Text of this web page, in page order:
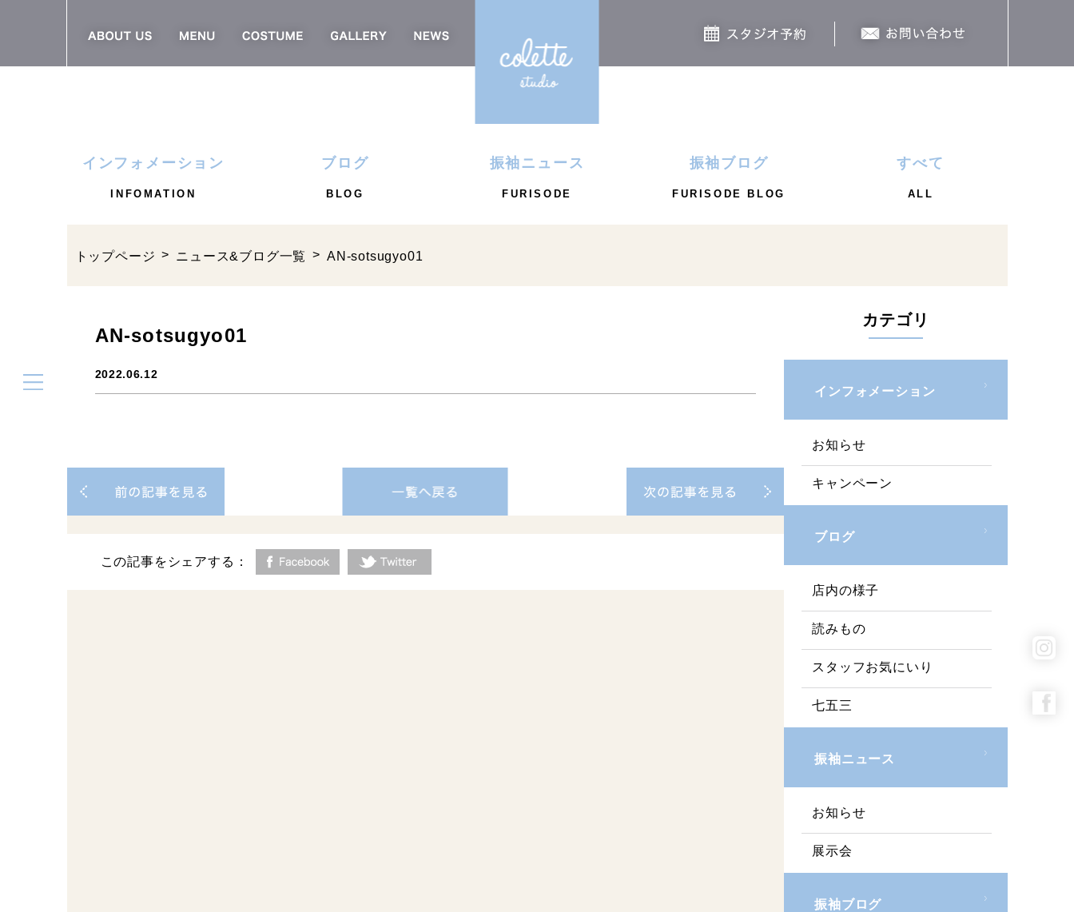
インフォメーション
INFOMATION
ブログ
BLOG
振袖ニュース
FURISODE
振袖ブログ
FURISODE BLOG
すべて
ALL
トップページ ニュース&ブログ一覧 AN-sotsugyo01
AN-sotsugyo01
2022.06.12
この記事をシェアする：
カテゴリ
インフォメーション
お知らせ
キャンペーン
ブログ
店内の様子
読みもの
スタッフお気にいり
七五三
振袖ニュース
お知らせ
展示会
振袖ブログ